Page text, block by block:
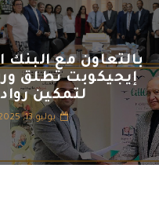
بالتعاون مع
لتمكين
يوليو 13, 2025